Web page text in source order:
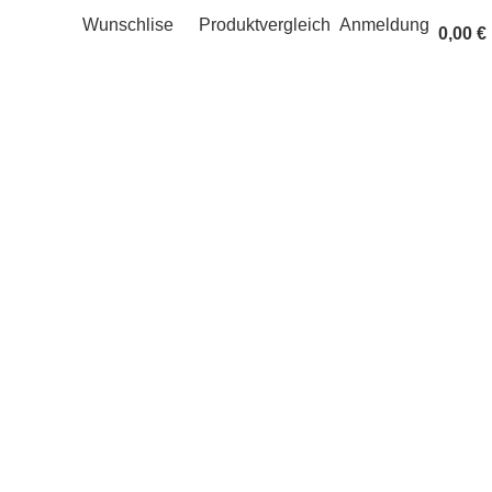
Wunschlise Produktvergleich Anmeldung 0,00 €